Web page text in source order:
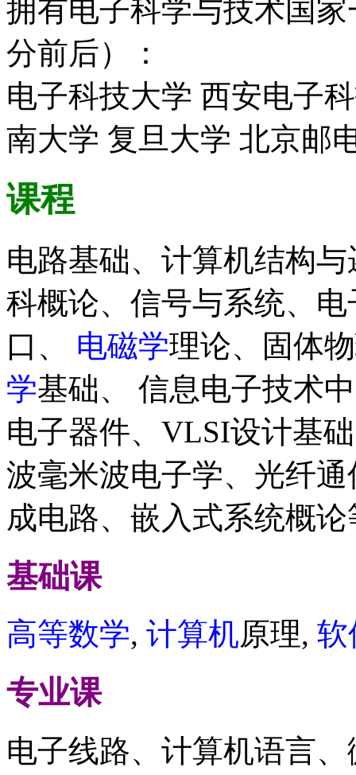
拥有电子科学与技术国
分前后）：
电子科技大学 西安电子
南大学 复旦大学 北京邮
课程
电路基础、计算机结构
科概论、信号与系统、
口、 电磁学理论、固体
学基础、 信息电子技术
电子器件、VLSI设计基
波毫米波电子学、光纤
成电路、嵌入式系统概论
基础课
高等数学, 计算机原理, 软
专业课
电子线路、计算机语言